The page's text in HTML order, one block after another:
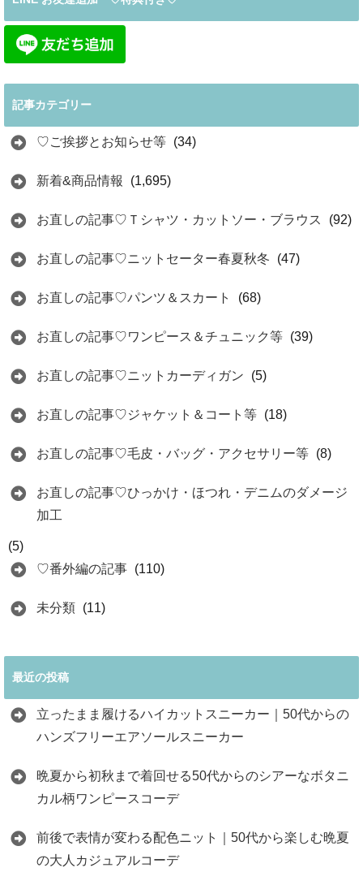
記事カテゴリー
♡ご挨拶とお知らせ等 (34)
新着&商品情報 (1,695)
お直しの記事♡Ｔシャツ・カットソー・ブラウス (92)
お直しの記事♡ニットセーター春夏秋冬 (47)
お直しの記事♡パンツ＆スカート (68)
お直しの記事♡ワンピース＆チュニック等 (39)
お直しの記事♡ニットカーディガン (5)
お直しの記事♡ジャケット＆コート等 (18)
お直しの記事♡毛皮・バッグ・アクセサリー等 (8)
お直しの記事♡ひっかけ・ほつれ・デニムのダメージ
加工
(5)
♡番外編の記事 (110)
未分類 (11)
最近の投稿
立ったまま履けるハイカットスニーカー｜50代からの
ハンズフリーエアソールスニーカー
晩夏から初秋まで着回せる50代からのシアーなボタニ
カル柄ワンピースコーデ
前後で表情が変わる配色ニット｜50代から楽しむ晩夏
の大人カジュアルコーデ